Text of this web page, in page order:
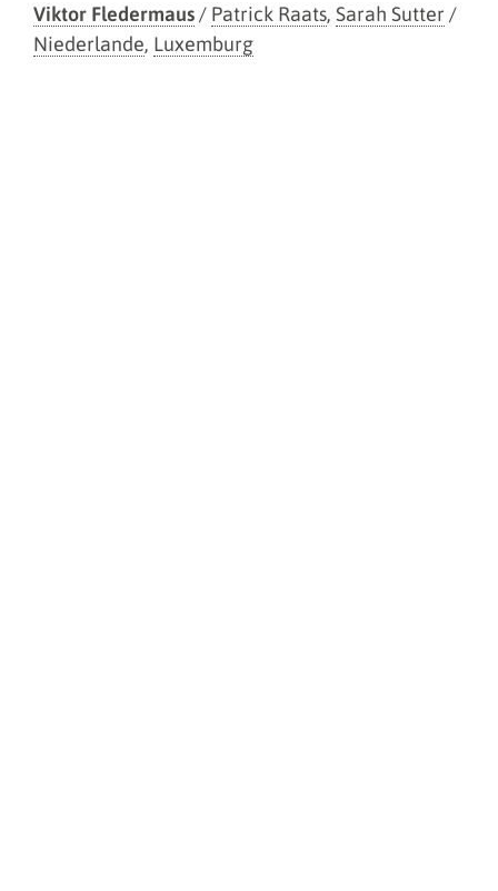
Viktor Fledermaus/ Patrick Raats, Sarah Sutter /
Niederlande, Luxemburg